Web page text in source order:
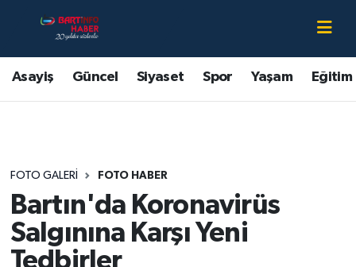
Asayiş Güncel Siyaset Spor Yaşam Eğitim
FOTO GALERI FOTO HABER
Bartın'da Koronavirüs
Salgınına Karşı Yeni
Tedbirler
Asayiş
Bartın Hakkında
Eğitim
Ekonomi
Güncel
Bartın Nöbetçi Eczaneler
Bartın Hava Durumu
Bartın Trafik Yoğunluk Haritası
Süper Lig Puan Durumu ve Fikstür
Tüm Manşetler